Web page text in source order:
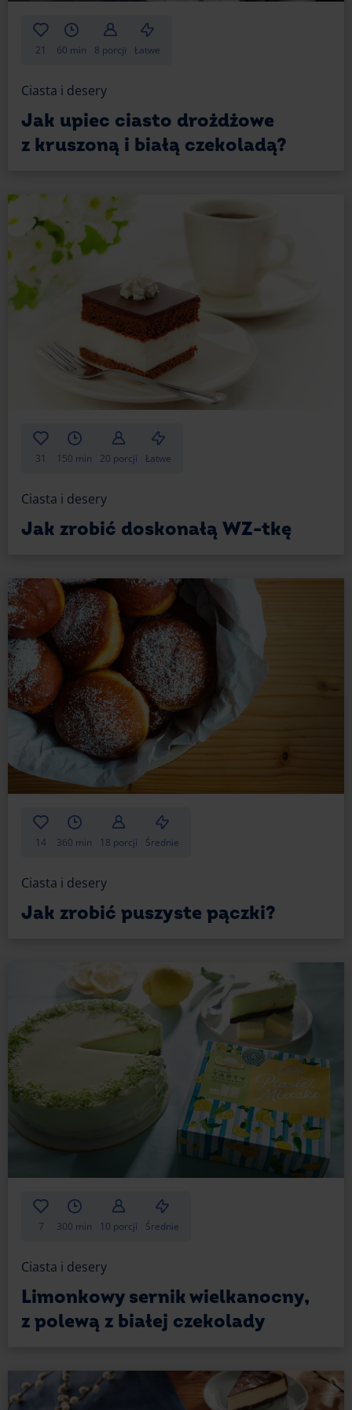
21 60 min 8 porcji Łatwe
Ciasta i desery
Jak upiec ciasto drożdżowe
z kruszoną i białą czekoladą?
31 150 min 20 porcji Łatwe
Ciasta i desery
Jak zrobić doskonałą WZ-tkę
14 360 min 18 porcji Średnie
Ciasta i desery
Jak zrobić puszyste pączki?
7 300 min 10 porcji Średnie
Ciasta i desery
Limonkowy sernik wielkanocny,
z polewą z białej czekolady